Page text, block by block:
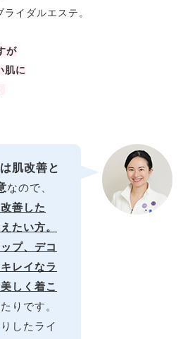
イダルエステ。
が
肌に
肌改善と
なので、
善した
たい方。
プ、デコ
レイなラ
しく着こ
りです。
したライ